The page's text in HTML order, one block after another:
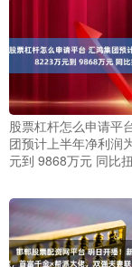
股票杠杆怎么申请平
团预计上半年净利润
元到 9868万元 同比